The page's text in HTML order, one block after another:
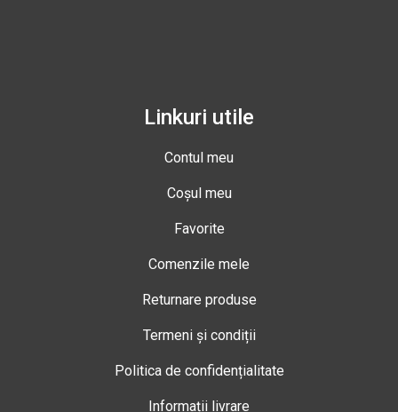
Linkuri utile
Contul meu
Coșul meu
Favorite
Comenzile mele
Returnare produse
Termeni și condiții
Politica de confidențialitate
Informații livrare